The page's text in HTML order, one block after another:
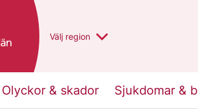
Du har valt region
Välj en annan
region
Olyckor & skador Sjukdomar &